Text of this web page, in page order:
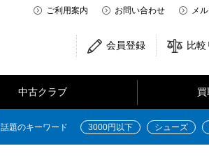
ご利用案内 お問い合わせ メ
比較
会員登録
中古クラブ
話題のキーワード 3000円以下 シューズ